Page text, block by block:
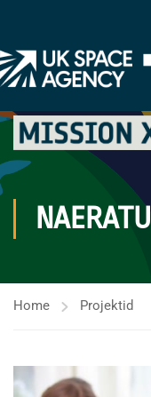
Home Projektid